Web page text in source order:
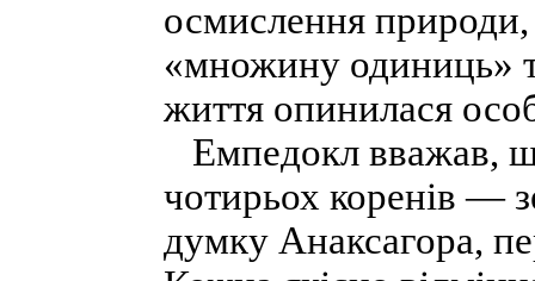
осмислення природи,
«множину одиниць»
життя опинилася
Емпедокл вважав,
чотирьох коренів —
думку Анаксагора,